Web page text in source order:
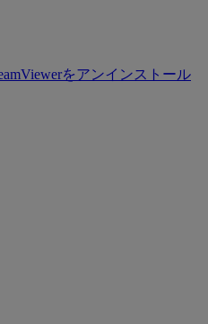
をアンインストール